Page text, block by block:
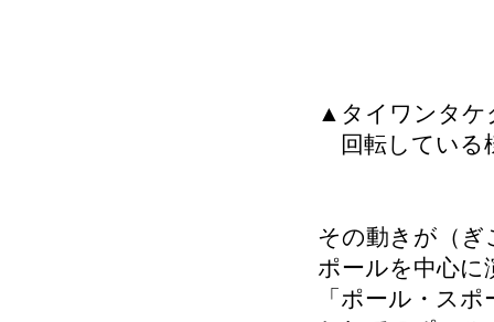
▲タイワンタケ
回転している
その動きが（
ポールを中心に
「ポール・ス